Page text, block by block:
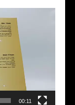
00:11